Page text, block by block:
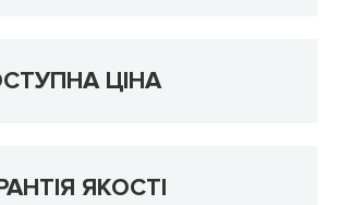
ЦІНА
ЯКОСТІ